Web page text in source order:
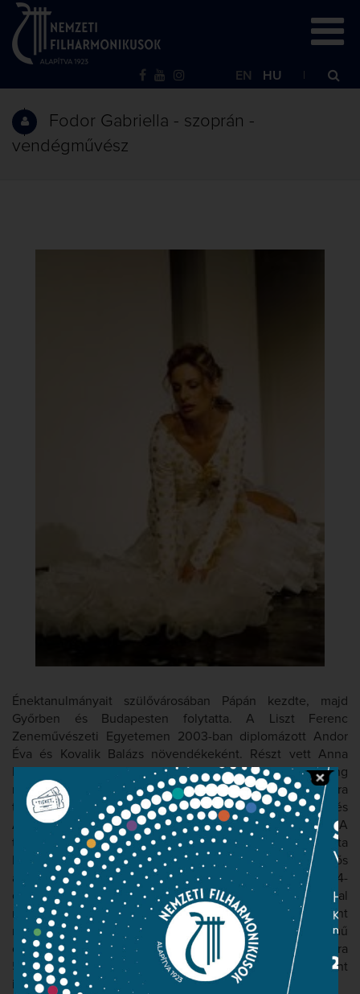
EN HU
Fodor Gabriella - szoprán -
vendégművész
Énektanulmányait szülővárosában Pápán kezdte, majd
Győrben és Budapesten folytatta. A Liszt Ferenc
Zeneművészeti Egyetemen 2003-ban diplomázott Andor
Éva és Kovalik Balázs növendékeként. Részt vett Anna
Reynolds, Laki Krisztina, Hamari Júlia és Ralph Döring
mesterkurzusain. 2001 óta az Ars Classica Kamaraopera
társulat tagja, itt énekelte többek között Donna Anna és
Almaviva grófné szerepét. Lendvay Kamilló A
tisztességtudó utcalányának címszerepét alakította
Mundruczó Kornél első operarendezésében. Első jelentős
alakítása Csajkovszkij Anyeginjének Tatjánája volt a 2004-
es Miskolci Nemzetközi Operafesztivál Kovalik Balázs által
rendezett premierjén. Az Operaházban még főiskolásként
mutatkozott be Britten A csavar fordul egyet című
operájának Miss Jessel szerepében. 2007 őszén az Elektra
5. szolgálójaként, majd pár héttel később Desdemonaként
is színpadra lépett.